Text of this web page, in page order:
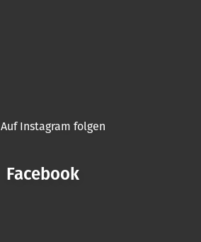
Auf Instagram folgen
Facebook